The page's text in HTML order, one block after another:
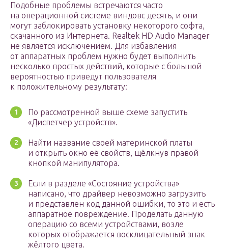
Подобные проблемы встречаются часто
на операционной системе виндовс десять, и они
могут заблокировать установку некоторого софта,
скачанного из Интернета. Realtek HD Audio Manager
не является исключением. Для избавления
от аппаратных проблем нужно будет выполнить
несколько простых действий, которые с большой
вероятностью приведут пользователя
к положительному результату:
По рассмотренной выше схеме запустить
«Диспетчер устройств».
Найти название своей материнской платы
и открыть окно её свойств, щёлкнув правой
кнопкой манипулятора.
Если в разделе «Состояние устройства»
написано, что драйвер невозможно загрузить
и представлен код данной ошибки, то это и есть
аппаратное повреждение. Проделать данную
операцию со всеми устройствами, возле
которых отображается восклицательный знак
жёлтого цвета.